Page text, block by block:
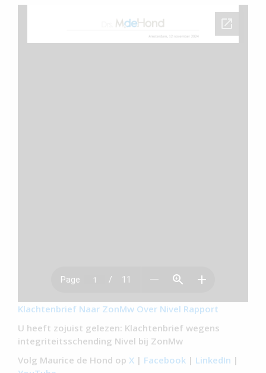
Klachtenbrief Naar ZonMw Over Nivel Rapport
U heeft zojuist gelezen: Klachtenbrief wegens
integriteitsschending Nivel bij ZonMw
Volg Maurice de Hond op X | Facebook | LinkedIn |